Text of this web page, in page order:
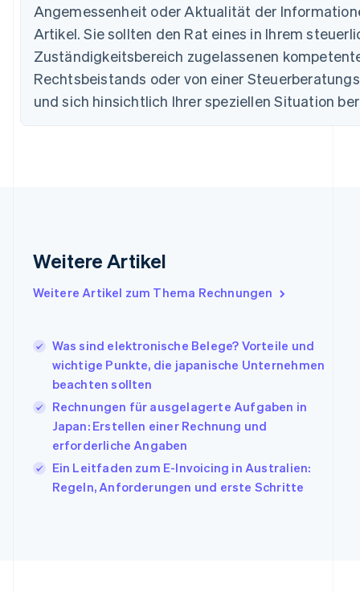
Angemessenheit oder Aktualität der
Artikel. Sie sollten den Rat eines in Ihrem
Zuständigkeitsbereich zugelassenen
Rechtsbeistands oder von einer
und sich hinsichtlich Ihrer speziellen Situation
Weitere Artikel
Weitere Artikel zum Thema Rechnungen
Was sind elektronische Belege? Vorteile und
wichtige Punkte, die japanische Unternehmen
beachten sollten
Rechnungen für ausgelagerte Aufgaben in
Japan: Erstellen einer Rechnung und
erforderliche Angaben
Ein Leitfaden zum E-Invoicing in Australien:
Regeln, Anforderungen und erste Schritte
English
Deutschland
Deutsch English
Estland
English
Festlandchina
Finnland
Indien
Irland
ItalianoEnglish
Japan
日本語
Kanada
English Français
Kroatien
EnglishItaliano
English
Liechtenstein